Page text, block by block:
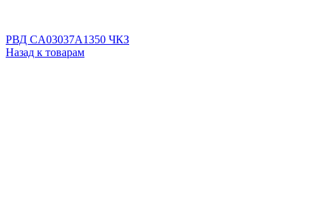
РВД CA03037A1350 ЧКЗ
Назад к товарам